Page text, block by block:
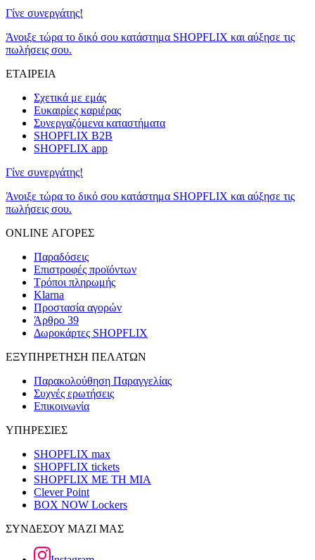
Γίνε συνεργάτης!
Άνοιξε τώρα το δικό σου κατάστημα SHOPFLIX και αύξησε τις
πωλήσεις σου.
ΕΤΑΙΡΕΙΑ
Σχετικά με εμάς
Ευκαιρίες καριέρας
Συνεργαζόμενα καταστήματα
SHOPFLIX B2B
SHOPFLIX app
Γίνε συνεργάτης!
Άνοιξε τώρα το δικό σου κατάστημα SHOPFLIX και αύξησε τις
πωλήσεις σου.
ONLINE ΑΓΟΡΕΣ
Παραδόσεις
Επιστροφές προϊόντων
Τρόποι πληρωμής
Klarna
Προστασία αγορών
Άρθρο 39
Δωροκάρτες SHOPFLIX
ΕΞΥΠΗΡΕΤΗΣΗ ΠΕΛΑΤΩΝ
Παρακολούθηση Παραγγελίας
Συχνές ερωτήσεις
Επικοινωνία
ΥΠΗΡΕΣΙΕΣ
SHOPFLIX max
SHOPFLIX tickets
SHOPFLIX ΜΕ ΤΗ ΜΙΑ
Clever Point
BOX NOW Lockers
ΣΥΝΔΕΣΟΥ ΜΑΖΙ ΜΑΣ